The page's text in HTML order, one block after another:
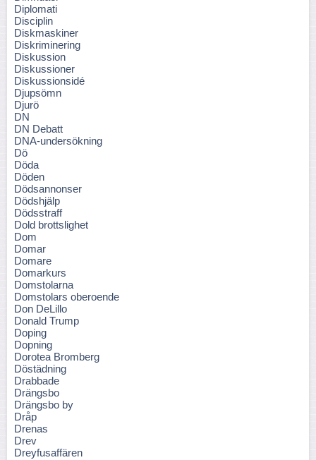
Diplomati
Disciplin
Diskmaskiner
Diskriminering
Diskussion
Diskussioner
Diskussionsidé
Djupsömn
Djurö
DN
DN Debatt
DNA-undersökning
Dö
Döda
Döden
Dödsannonser
Dödshjälp
Dödsstraff
Dold brottslighet
Dom
Domar
Domare
Domarkurs
Domstolarna
Domstolars oberoende
Don DeLillo
Donald Trump
Doping
Dopning
Dorotea Bromberg
Döstädning
Drabbade
Drängsbo
Drängsbo by
Dråp
Drenas
Drev
Dreyfusaffären